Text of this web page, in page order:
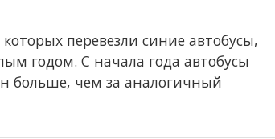
перевезли синие автобусы,
годом. С начала года автобусы
больше, чем за аналогичный